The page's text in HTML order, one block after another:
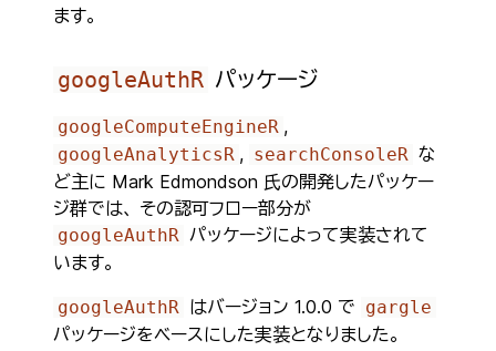
ます。
googleAuthR パッケージ
googleComputeEngineR ,
googleAnalyticsR , searchConsoleR な
ど主に Mark Edmondson 氏の開発したパッケー
ジ群では、 その認可フロー部分が
googleAuthR パッケージによって実装されて
います。
googleAuthR はバージョン 1.0.0 で gargle
パッケージをベースにした実装となりました。